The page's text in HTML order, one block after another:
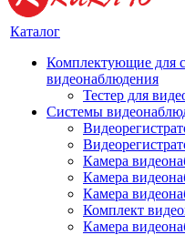
Каталог
Комплектующие для
видеонаблюдения
Тестер для
Системы
Камера
Камера
Камера
Комплект
Камера